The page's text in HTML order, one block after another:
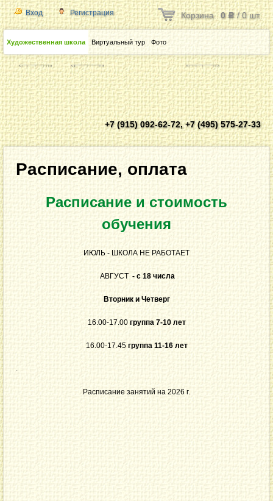
Вход Регистрация Корзина 0Р/0шт.
Художественная школа Виртуальный тур Фото
+7 (915) 092-62-72, +7 (495) 575-27-33
Расписание, оплата
Расписание и стоимость
обучения
ИЮЛЬ - ШКОЛА НЕ РАБОТАЕТ
АВГУСТ- с 18 числа
Вторник и Четверг
16.00-17.00 группа 7-10 лет
16.00-17.45 группа 11-16 лет
Расписание занятий на 2026 г.